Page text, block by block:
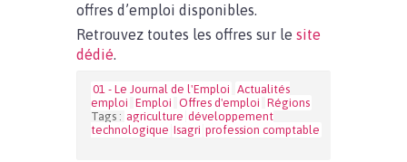
offres d’emploi disponibles.
Retrouvez toutes les offres sur le site
dédié.
01 - Le Journal de l'Emploi Actualités
emploi Emploi Offres d'emploi Régions
Tags : agriculture développement
technologique Isagri profession comptable